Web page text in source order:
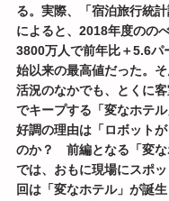
る。実際、「宿泊旅行統計
によると、2018年度のの
3800万人で前年比＋5.6パ
始以来の最高値だった。
活況のなかでも、とくに
でキープする「変なホテ
好調の理由は「ロボット
のか？　前編となる「変な
では、おもに現場にスポ
回は「変なホテル」が誕